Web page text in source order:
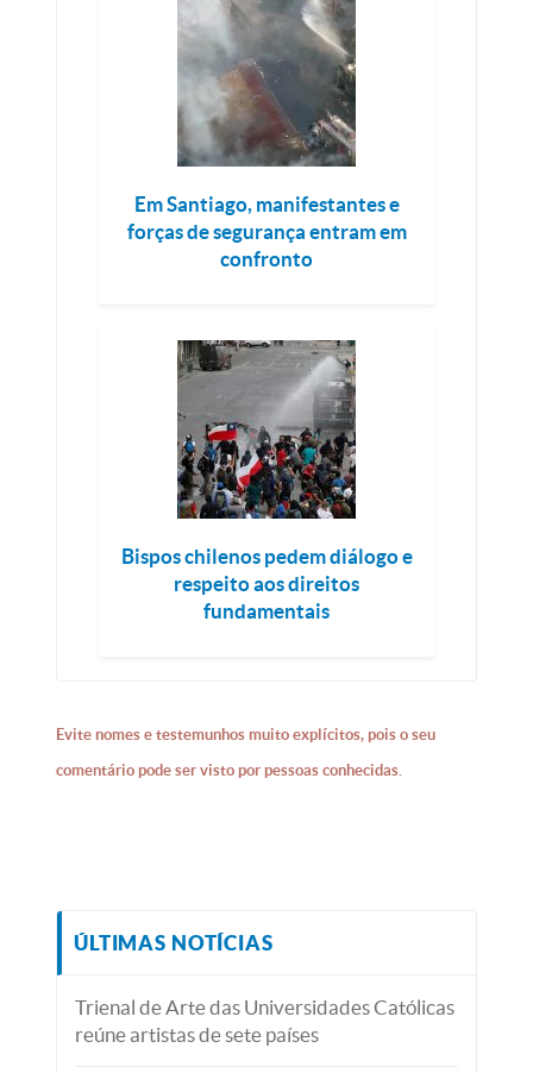
Em Santiago, manifestantes e
forças de segurança entram em
confronto
Bispos chilenos pedem diálogo e
respeito aos direitos
fundamentais
Evite nomes e testemunhos muito explícitos, pois o seu
comentário pode ser visto por pessoas conhecidas.
ÚLTIMAS NOTÍCIAS
Trienal de Arte das Universidades Católicas
reúne artistas de sete países